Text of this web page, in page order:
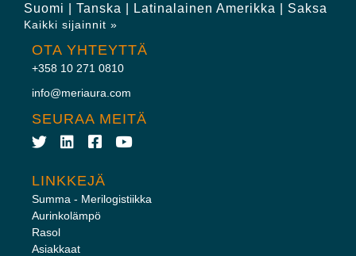
Suomi | Tanska | Latinalainen Amerikka | Saksa
Kaikki sijainnit »
OTA YHTEYTTÄ
+358 10 271 0810
info@meriaura.com
SEURAA MEITÄ
LINKKEJÄ
Summa - Merilogistiikka
Aurinkolämpö
Rasol
Asiakkaat